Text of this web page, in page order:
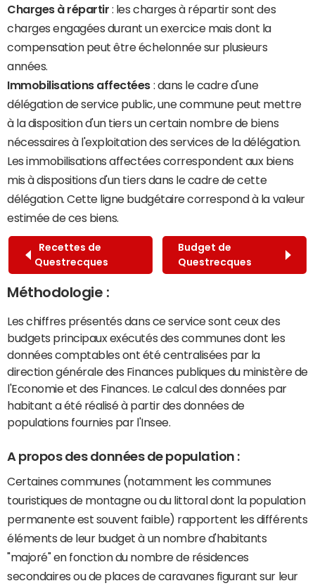
Charges à répartir : les charges à répartir sont des
charges engagées durant un exercice mais dont la
compensation peut être échelonnée sur plusieurs
années.
Immobilisations affectées : dans le cadre d'une
délégation de service public, une commune peut mettre
à la disposition d'un tiers un certain nombre de biens
nécessaires à l'exploitation des services de la délégation.
Les immobilisations affectées correspondent aux biens
mis à dispositions d'un tiers dans le cadre de cette
délégation. Cette ligne budgétaire correspond à la valeur
estimée de ces biens.
Recettes de
Questrecques
Budget de
Questrecques
Méthodologie :
Les chiffres présentés dans ce service sont ceux des
budgets principaux exécutés des communes dont les
données comptables ont été centralisées par la
direction générale des Finances publiques du ministère de
l'Economie et des Finances. Le calcul des données par
habitant a été réalisé à partir des données de
populations fournies par l'Insee.
A propos des données de population :
Certaines communes (notamment les communes
touristiques de montagne ou du littoral dont la population
permanente est souvent faible) rapportent les différents
éléments de leur budget à un nombre d'habitants
"majoré" en fonction du nombre de résidences
secondaires ou de places de caravanes figurant sur leur